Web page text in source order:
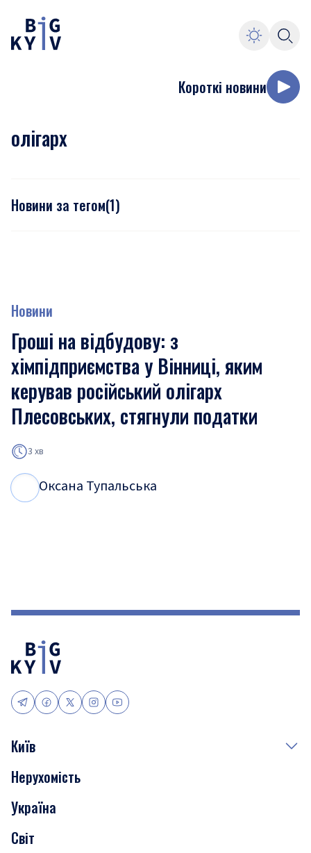
Короткі новини
олігарх
Новини за тегом(1)
Новини
Гроші на відбудову: з
хімпідприємства у Вінниці, яким
керував російський олігарх
Плесовських, стягнули податки
3 хв
Оксана Тупальська
Київ
Події
Скандали
Нерухомість
Нерухомість
Україна
Світ